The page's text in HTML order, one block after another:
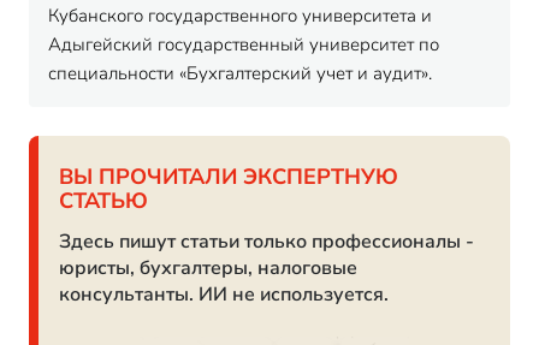
Кубанского государственного университета и
Адыгейский государственный университет по
специальности «Бухгалтерский учет и аудит».
ВЫ ПРОЧИТАЛИ ЭКСПЕРТНУЮ
СТАТЬЮ
Здесь пишут статьи только профессионалы -
юристы, бухгалтеры, налоговые
консультанты. ИИ не используется.